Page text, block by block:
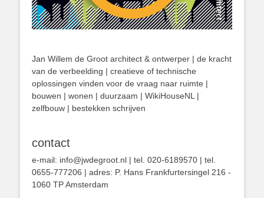
Jan Willem de Groot architect & ontwerper | de kracht
van de verbeelding | creatieve of technische
oplossingen vinden voor de vraag naar ruimte |
bouwen | wonen | duurzaam | WikiHouseNL |
zelfbouw | bestekken schrijven
contact
e-mail: info@jwdegroot.nl | tel. 020-6189570 | tel.
0655-777206 | adres: P. Hans Frankfurtersingel 216 -
1060 TP Amsterdam